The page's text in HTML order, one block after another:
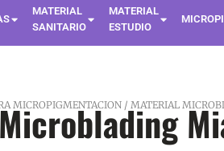
MATERIAL
SANITARIO
MATERIAL
ESTUDIO
MICROPIGMENTACION/ MATERIAL